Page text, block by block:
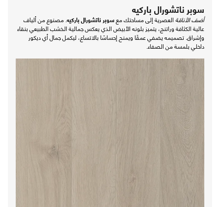
سوبر ناتشورال باركيه
أضف الأناقةالعصرية إلى مساحتك معسوبر ناتشورال باركيه. مصنوع من ألياف
عالية الكثافة وراتنج، يتميز بلونه الأبيض الذي يعكس جمالية الخشب الطبيعي بنقاء
وإشراق. تصميمه يضفي عمقًا ويمنح إحساسًا بالاتساع، ليكمل جمال أي ديكور
داخلي بلمسة من الصفاء.